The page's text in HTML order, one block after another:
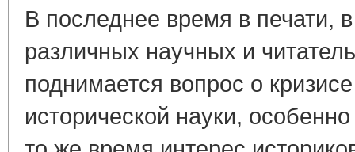
В последнее время в печати,
различных научных и
поднимается вопрос о
исторической науки,